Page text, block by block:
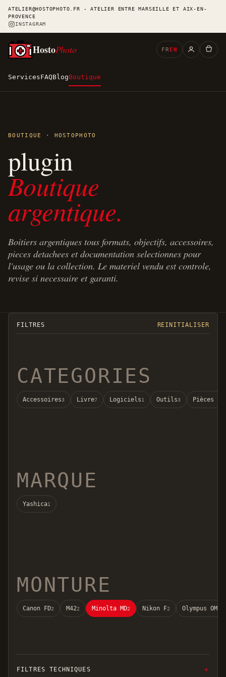
ATELIER@HOSTOPHOTO.FR - ATELIER ENTRE MARSEILLE ET AIX-EN-
PROVENCE
INSTAGRAM
ServicesFAQBlogBoutique
HostoPhoto FR EN
BOUTIQUE · HOSTOPHOTO
plugin
Boutique
argentique.
Boitiers argentiques tous formats, objectifs, accessoires,
pieces detachees et documentation selectionnes pour
l'usage ou la collection. Le materiel vendu est controle,
revise si necessaire et garanti.
FILTRES REINITIALISER
CATEGORIES
Accessoires3 Livre7 Logiciels1 Outils3 Pièces
MARQUE
Yashica1
MONTURE
Canon FD2 M422 Minolta MD2 Nikon F2 Olympus OM
FILTRES TECHNIQUES